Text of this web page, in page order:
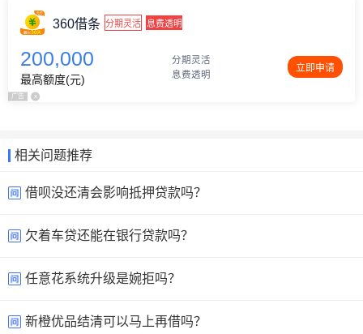
广告 x
360借条 分期灵活 息费透明
200,000
最高额度(元)
分期灵活
息费透明
立即申请
相关问题推荐
借呗没还清会影响抵押贷款吗？
欠着车贷还能在银行贷款吗？
任意花系统升级是婉拒吗？
新橙优品结清可以马上再借吗？